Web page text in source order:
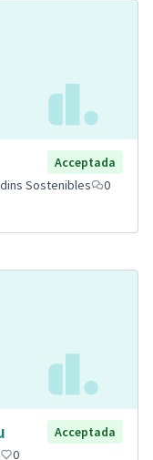
Acceptada
Sostenibles
0
Acceptada
0